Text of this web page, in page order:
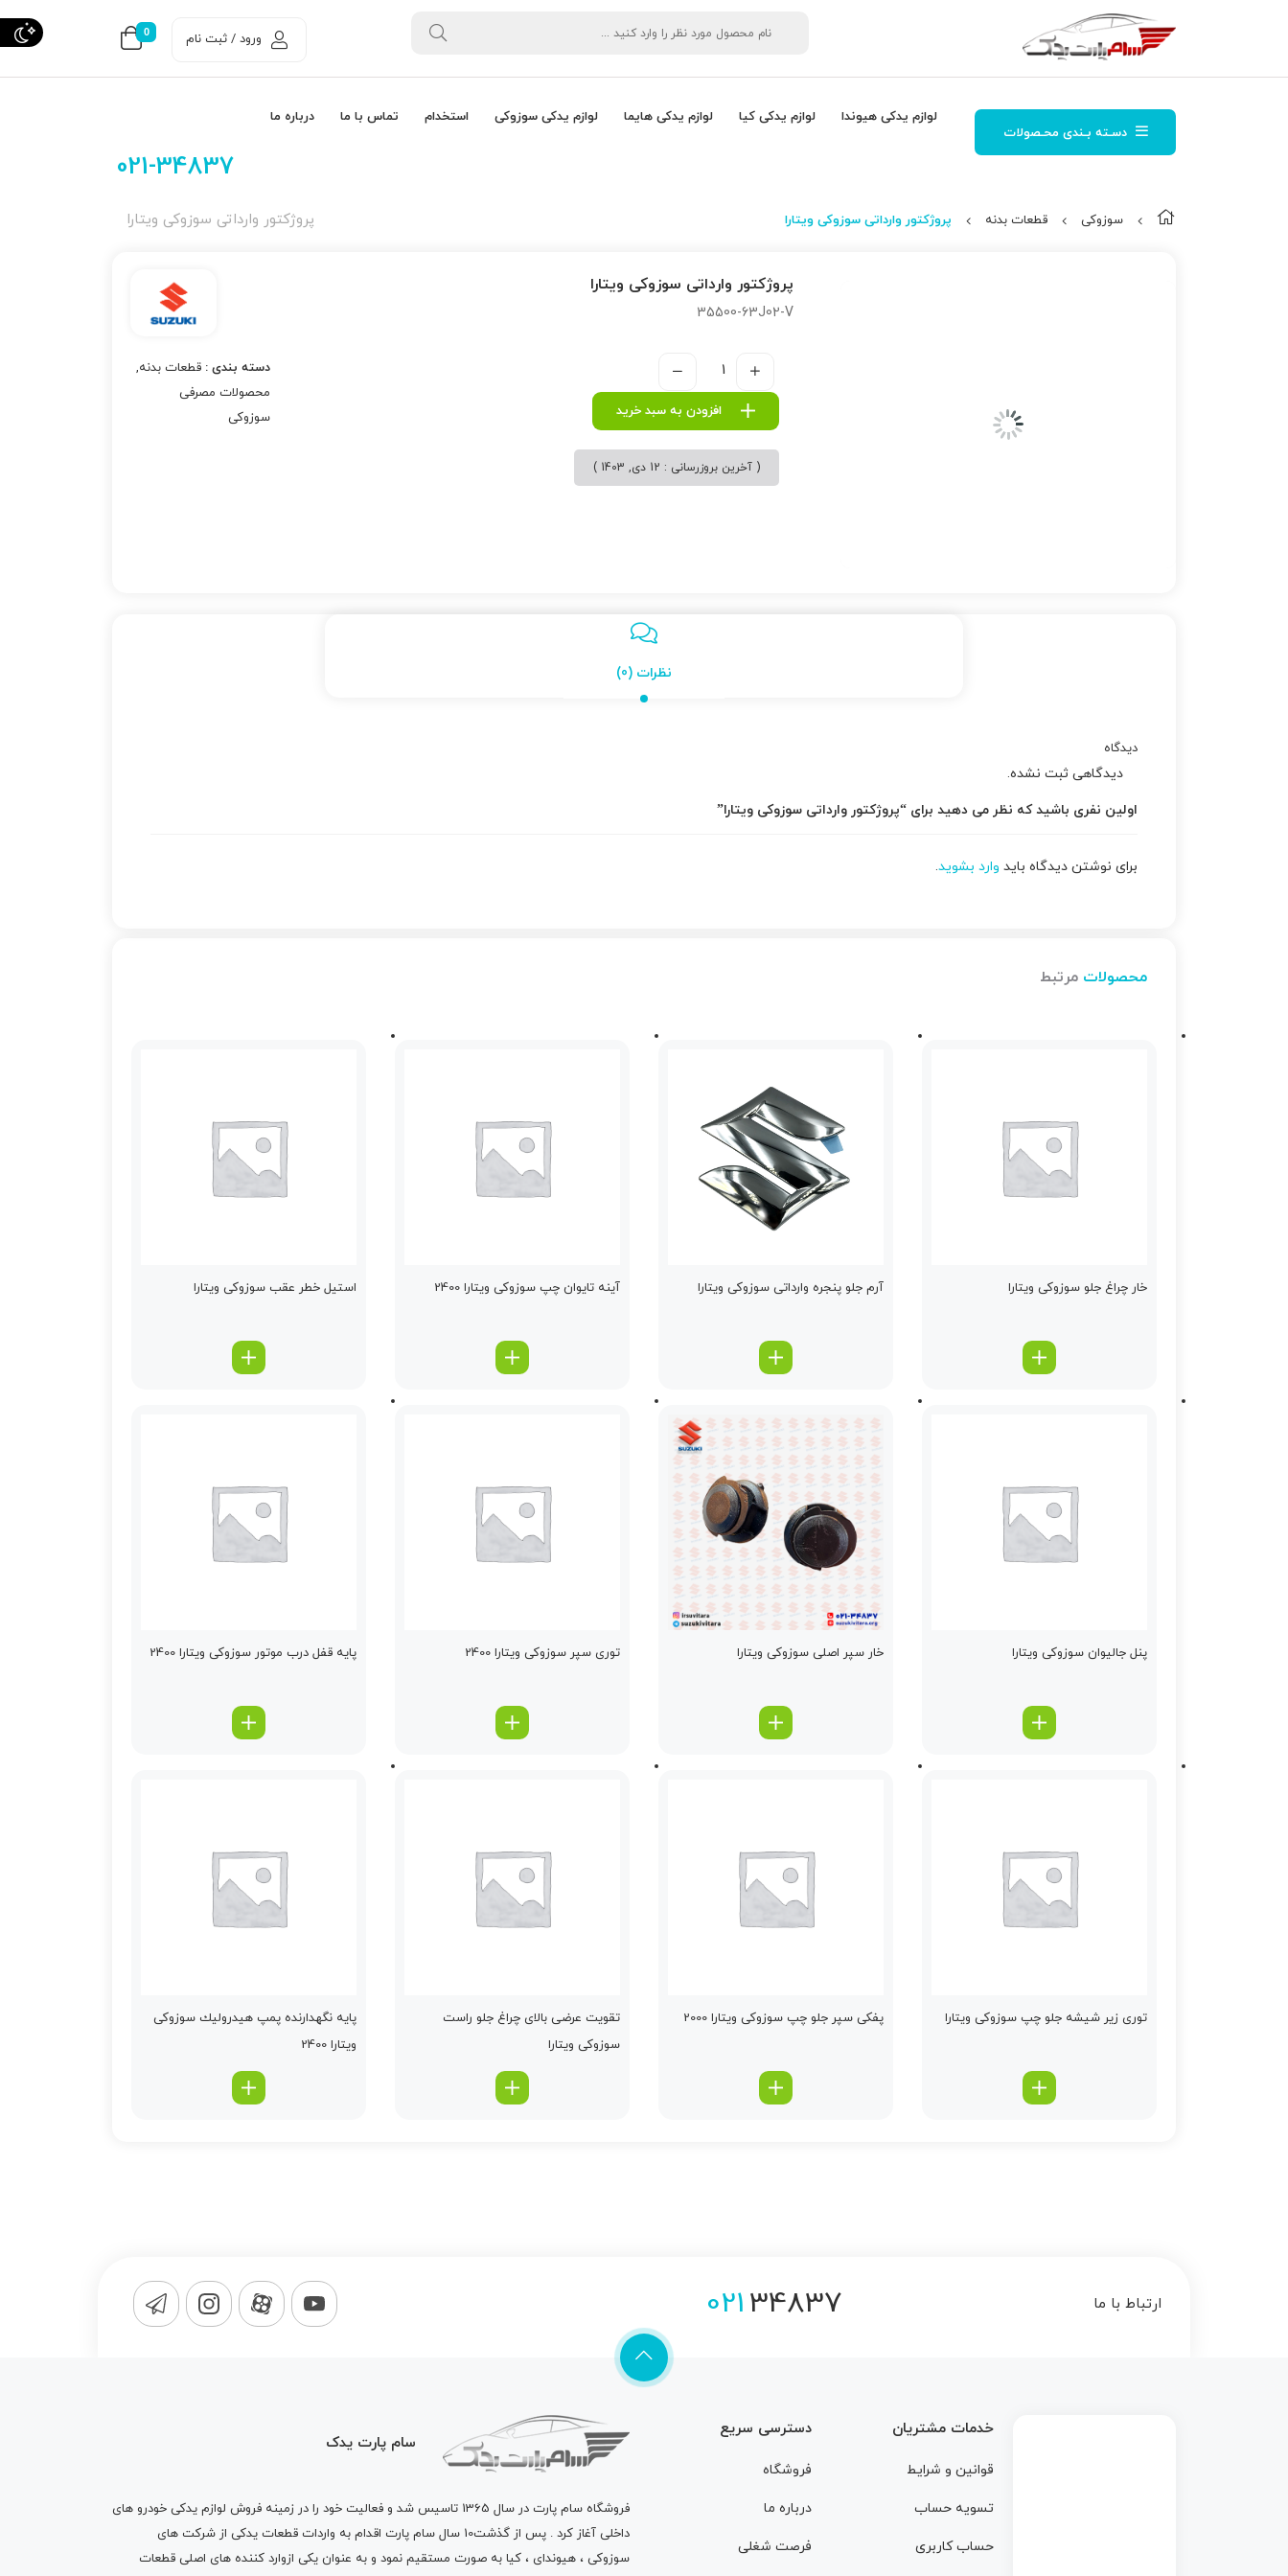
0 ورود / ثبت نام
دسـته بـندی محـصولات
لوازم یدکی هیوندا لوازم یدکی کیا لوازم یدکی هایما لوازم یدکی سوزوکی استخدام تماس با ما درباره ما
021-34837
پروژكتور وارداتی سوزوکی ویتارا سوزوکی قطعات بدنه پروژكتور وارداتی سوزوکی ویتارا
پروژكتور وارداتی سوزوکی ویتارا
35500-63J02-V
افزودن به سبد خرید
( آخرین بروزرسانی : 12 دی, 1403 )
دسته بندی :قطعات بدنه,
محصولات مصرفی
سوزوکی
نظرات (0)
دیدگاه
دیدگاهی ثبت نشده.
اولین نفری باشید که نظر می دهید برای “پروژكتور وارداتی سوزوکی ویتارا”
برای نوشتن دیدگاه باید وارد بشوید.
محصولات مرتبط
خار چراغ جلو سوزوکی ویتارا آرم جلو پنجره وارداتی سوزوکی ویتارا آینه تایوان چپ سوزوکی ویتارا 2400 استیل خطر عقب سوزوکی ویتارا
پنل جالیوان سوزوکی ویتارا خار سپر اصلی سوزوکی ویتارا توری سپر سوزوکی ویتارا 2400 پایه قفل درب موتور سوزوکی ویتارا 2400
توری زیر شیشه جلو چپ سوزوکی ویتارا پفكی سپر جلو چپ سوزوکی ویتارا 2000
تقویت عرضی بالای چراغ جلو راست
سوزوکی ویتارا
پایه نگهدارنده پمپ هیدرولیك سوزوکی
ویتارا 2400
ارتباط با ما 02134837
خدمات مشتریان
قوانین و شرایط
تسویه حساب
حساب کاربری
دسترسی سریع
فروشگاه
درباره ما
فرصت شغلی
سام پارت یدک
فروشگاه سام پارت
در سال 1365 تاسیس شد و فعالیت خود را در زمینه فروش لوازم یدکی خودرو های
داخلی آغاز کرد . پس از گذشت10 سال سام پارت اقدام به واردات قطعات یدکی از شرکت های
سوزوکی ، هیوندای ، کیا به صورت مستقیم نمود و به عنوان یکی ازوارد کننده های اصلی قطعات